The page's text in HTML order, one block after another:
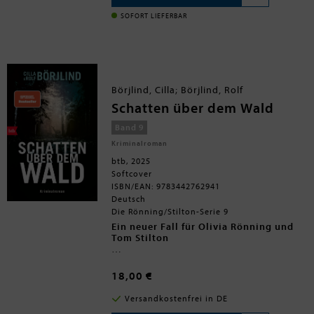
langjährige Partner des Dorfpfarrers
ermordet wird, kann May ihr
Ermittlungen auf und fördert schon
bald die dunkelsten Dorfgeheimnisse
zutage ...
SOFORT LIEFERBAR
Börjlind, Cilla; Börjlind, Rolf
Schatten über dem Wald
Band 9
Kriminalroman
btb, 2025
Softcover
ISBN/EAN: 9783442762941
Deutsch
Die Rönning/Stilton-Serie 9
Ein neuer Fall für Olivia Rönning und
Tom Stilton
schwedischen Wäldern wird eine Leiche
entdeckt. Olivia Rönning soll die hiesige
Polizei bei den Mordermittlungen
unterstützen. Der Tatort liegt nicht weit
18,00 €
Versandkostenfrei in DE